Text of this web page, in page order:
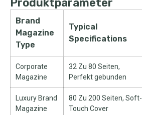
Produktparameter
Brand
Magazine
Type
Typical
Specifications
Corporate
Magazine
32 Zu 80 Seiten,
Perfekt gebunden
Luxury Brand
Magazine
80 Zu 200 Seiten, Soft-
Touch Cover